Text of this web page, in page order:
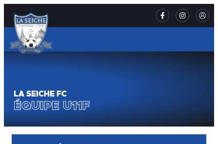
LA SEICHE FC
ÉQUIPE U11F